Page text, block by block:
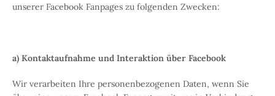
unserer Facebook Fanpages zu folgenden Zwecken:
a) Kontaktaufnahme und Interaktion über Facebook
Wir verarbeiten Ihre personenbezogenen Daten, wenn Sie